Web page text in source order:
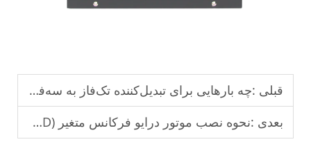
قبلی :چه بارهایی برای تبدیل‌کننده تک‌فاز به سه‌فاز مناسب هستند؟
بعدی :نحوه نصب موتور درایو فرکانس متغیر (VFD) برای کاربردهای صنعتی؟